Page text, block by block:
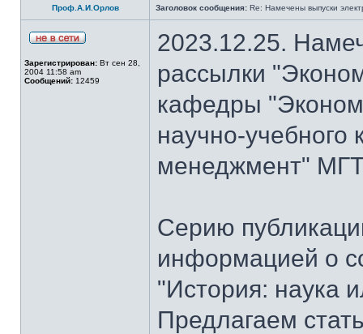
Проф.А.И.Орлов Заголовок сообщения: Re: Намечены выпуски
Зарегистрирован: Вт сен 28,
2004 11:58 am
Сообщений: 12459
2023.12.25.
рассылки
кафедры
научно-
менеджмент"
Серию
информацией о
"История: наука
Предлагаем